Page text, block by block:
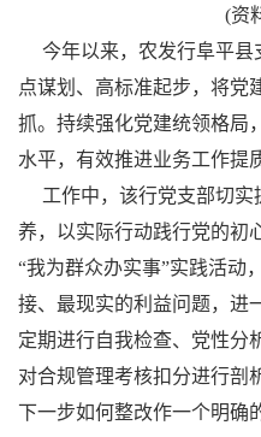
(资
今年以来，农发行阜平
点谋划、高标准起步，将党
抓。持续强化党建统领格局
水平，有效推进业务工作提
工作中，该行党支部切
养，以实际行动践行党的初
“我为群众办实事”实践活动
接、最现实的利益问题，进
定期进行自我检查、党性分
对合规管理考核扣分进行剖
下一步如何整改作一个明确